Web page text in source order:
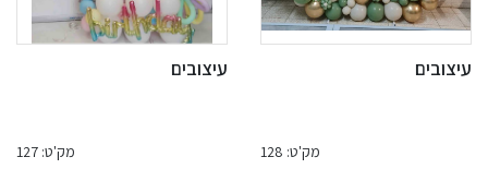
עיצובים
מק'ט: 128
עיצובים
מק'ט: 127